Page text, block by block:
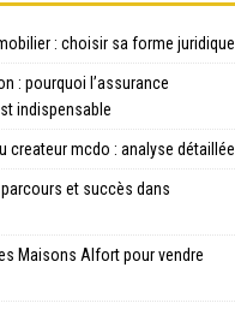
: choisir sa forme juridique
: pourquoi l’assurance
indispensable
createur mcdo : analyse détaillée
et succès dans
Maisons Alfort pour vendre